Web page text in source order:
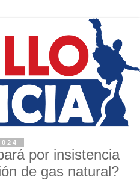
por insistencia
de gas natural?